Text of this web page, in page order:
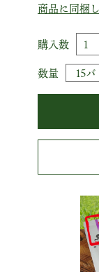
商品に同梱
購入数
数量